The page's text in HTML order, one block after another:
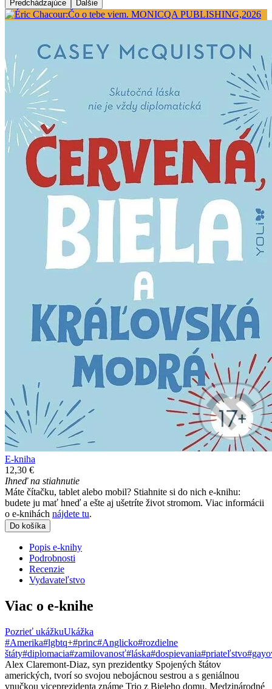
Predchádzajúce Ďalšie
E-kniha
12,30 €
Ihneď na stiahnutie
Máte čítačku, tablet alebo mobil? Stiahnite si do nich e-knihu:
budete ju mať hneď a ešte aj ušetríte život stromom. Viac informácii
o e-knihách nájdete tu.
Do košíka
Popis e-knihy
Podrobnosti
Recenzie
Vydavateľstvo
Viac o e-knihe
Pozrieť ukážkuUkážka
#Amerika#lgbtq+#princ#Anglicko#rozdielne
štáty#diplomacia#zamilovanosť#láska#dospievania#priateľstvo
Alex Claremont-Diaz, syn prezidentky Spojených štátov
amerických, tvorí so svojou nebojácnou sestrou a s geniálnou
vnučkou viceprezidenta známe Trio z Bieleho domu. Medzinárodné